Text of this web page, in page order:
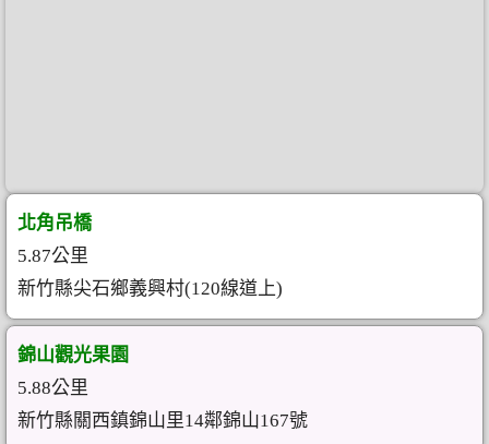
北角吊橋
5.87公里
新竹縣尖石鄉義興村(120線道上)
錦山觀光果園
5.88公里
新竹縣關西鎮錦山里14鄰錦山167號